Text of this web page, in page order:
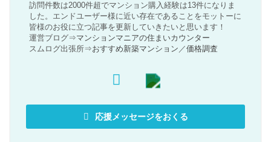
訪問件数は2000件超でマンション購入経験は13件になりま
した。エンドユーザー様に近い存在であることをモットーに
皆様のお役に立つ記事を更新していきたいと思います！
運営ブログ⇒マンションマニアの住まいカウンター
スムログ出張所⇒おすすめ新築マンション ／価格調査
応援メッセージをおくる